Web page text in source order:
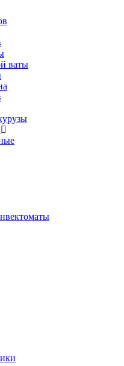
ваты